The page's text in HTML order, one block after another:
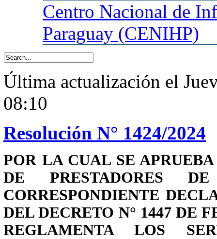
Centro Nacional de
Paraguay (CENIHP)
Última actualización el
08:10
Resolución N° 1424/2024
POR LA CUAL SE
DE PRESTADORES
CORRESPONDIENTE
DEL DECRETO N° 1447 DE
REGLAMENTA LOS